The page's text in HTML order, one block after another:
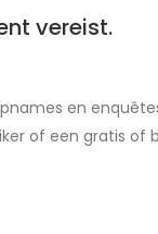
vereist.
en
of een gratis